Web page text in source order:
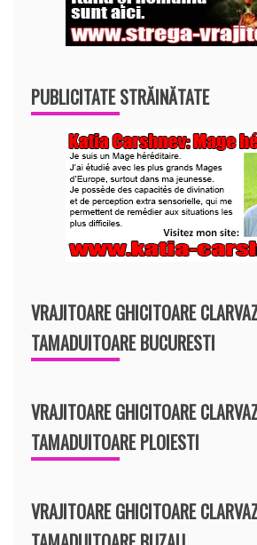
PUBLICITATE STRĂINĂTATE
VRAJITOARE GHICITOARE
TAMADUITOARE BUCURESTI
VRAJITOARE GHICITOARE
TAMADUITOARE PLOIESTI
VRAJITOARE GHICITOARE